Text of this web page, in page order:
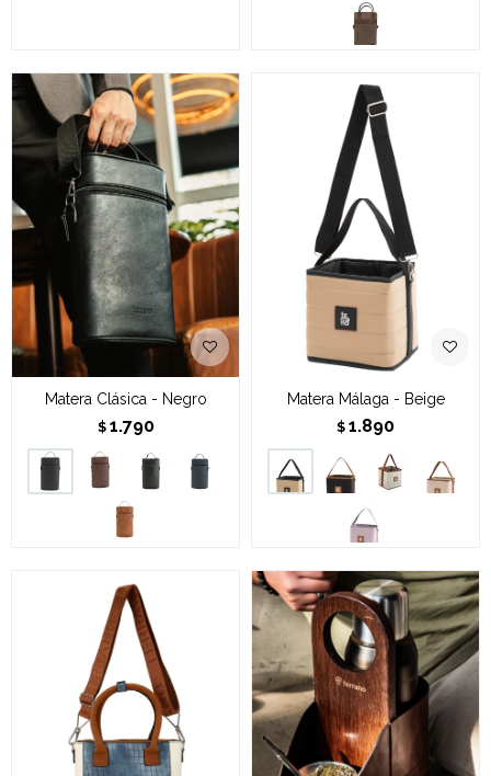
Matera Clásica - Negro
$ 1.790
Matera Málaga - Beige
$ 1.890